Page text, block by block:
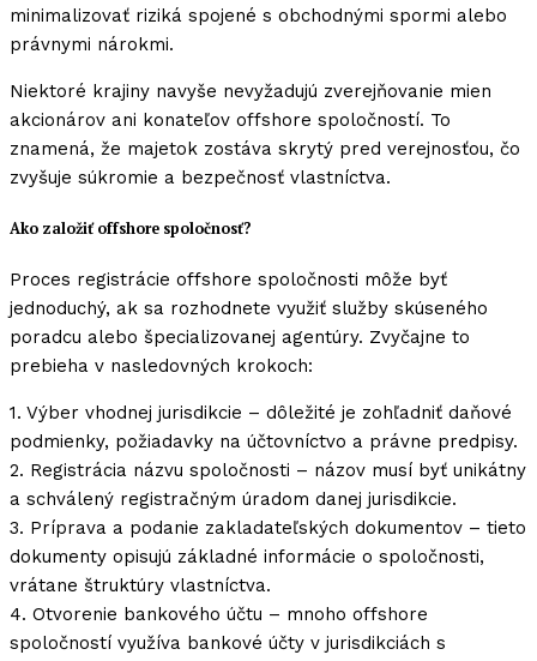
minimalizovať riziká spojené s obchodnými spormi alebo
právnymi nárokmi.
Niektoré krajiny navyše nevyžadujú zverejňovanie mien
akcionárov ani konateľov offshore spoločností. To
znamená, že majetok zostáva skrytý pred verejnosťou, čo
zvyšuje súkromie a bezpečnosť vlastníctva.
Ako založiť offshore spoločnosť?
Proces registrácie offshore spoločnosti môže byť
jednoduchý, ak sa rozhodnete využiť služby skúseného
poradcu alebo špecializovanej agentúry. Zvyčajne to
prebieha v nasledovných krokoch:
1. Výber vhodnej jurisdikcie – dôležité je zohľadniť daňové
podmienky, požiadavky na účtovníctvo a právne predpisy.
2. Registrácia názvu spoločnosti – názov musí byť unikátny
a schválený registračným úradom danej jurisdikcie.
3. Príprava a podanie zakladateľských dokumentov – tieto
dokumenty opisujú základné informácie o spoločnosti,
vrátane štruktúry vlastníctva.
4. Otvorenie bankového účtu – mnoho offshore
spoločností využíva bankové účty v jurisdikciách s